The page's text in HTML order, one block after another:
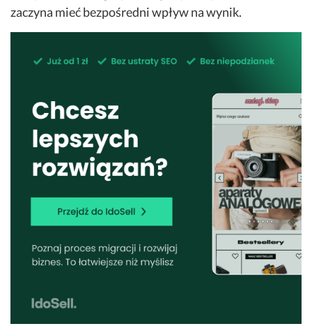
zaczyna mieć bezpośredni wpływ na wynik.